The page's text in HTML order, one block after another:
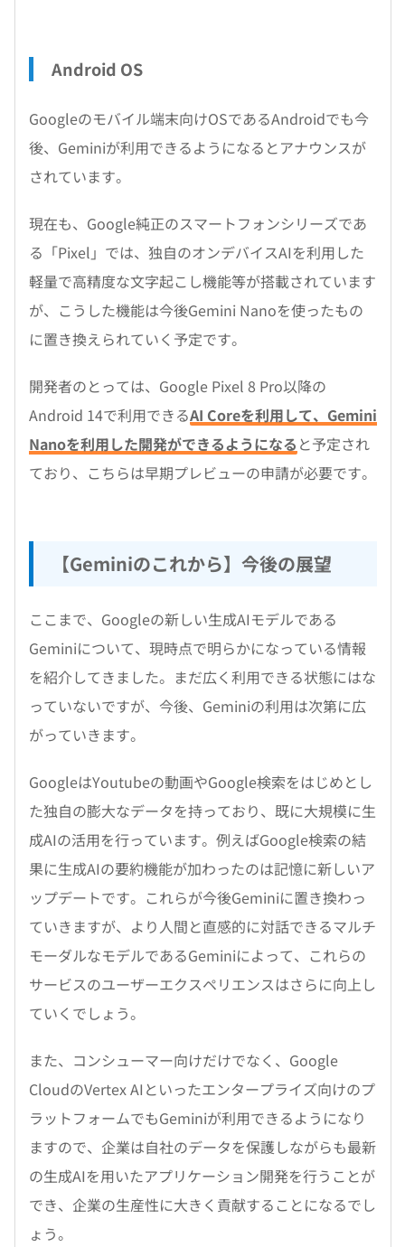
Android OS
Googleのモバイル端末向けOSであるAndroidでも今
後、Geminiが利用できるようになるとアナウンスが
されています。
現在も、Google純正のスマートフォンシリーズであ
る「Pixel」では、独自のオンデバイスAIを利用した
軽量で高精度な文字起こし機能等が搭載されています
が、こうした機能は今後Gemini Nanoを使ったもの
に置き換えられていく予定です。
開発者のとっては、Google Pixel 8 Pro以降の
Android 14で利用できるAI Coreを利用して、Gemini
Nanoを利用した開発ができるようになる と予定され
ており、こちらは早期プレビューの申請が必要です。
【Geminiのこれから】今後の展望
ここまで、Googleの新しい生成AIモデルである
Geminiについて、現時点で明らかになっている情報
を紹介してきました。まだ広く利用できる状態にはな
っていないですが、今後、Geminiの利用は次第に広
がっていきます。
GoogleはYoutubeの動画やGoogle検索をはじめとし
た独自の膨大なデータを持っており、既に大規模に生
成AIの活用を行っています。例えばGoogle検索の結
果に生成AIの要約機能が加わったのは記憶に新しいア
ップデートです。これらが今後Geminiに置き換わっ
ていきますが、より人間と直感的に対話できるマルチ
モーダルなモデルであるGeminiによって、これらの
サービスのユーザーエクスペリエンスはさらに向上し
ていくでしょう。
また、コンシューマー向けだけでなく、Google
CloudのVertex AIといったエンタープライズ向けのプ
ラットフォームでもGeminiが利用できるようになり
ますので、企業は自社のデータを保護しながらも最新
の生成AIを用いたアプリケーション開発を行うことが
でき、企業の生産性に大きく貢献することになるでし
ょう。